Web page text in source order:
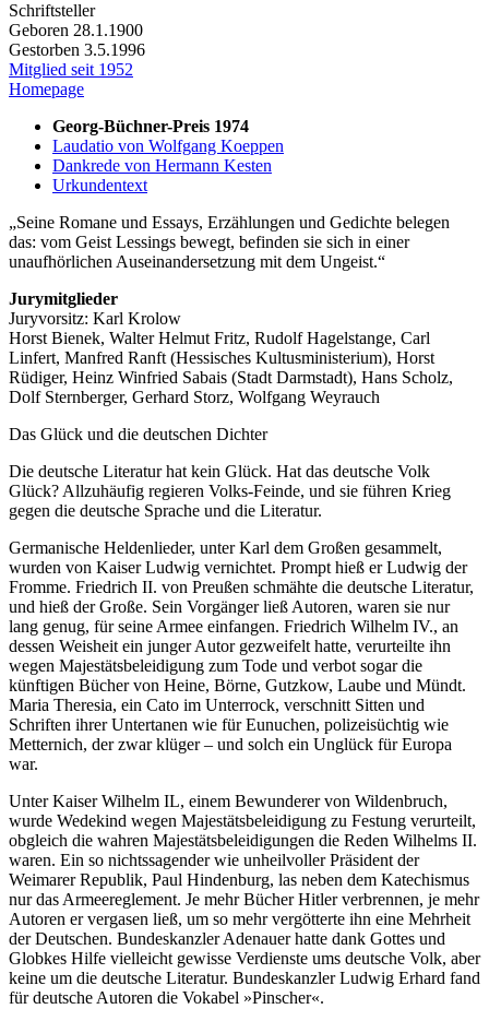
Schriftsteller
Geboren 28.1.1900
Gestorben 3.5.1996
Mitglied seit 1952
Homepage
Georg-Büchner-Preis 1974
Laudatio von Wolfgang Koeppen
Dankrede von Hermann Kesten
Urkundentext
Seine Romane und Essays, Erzählungen und Gedichte belegen
das: vom Geist Lessings bewegt, befinden sie sich in einer
unaufhörlichen Auseinandersetzung mit dem Ungeist.
Jurymitglieder
Juryvorsitz: Karl Krolow
Horst Bienek, Walter Helmut Fritz, Rudolf Hagelstange, Carl
Linfert, Manfred Ranft (Hessisches Kultusministerium), Horst
Rüdiger, Heinz Winfried Sabais (Stadt Darmstadt), Hans Scholz,
Dolf Sternberger, Gerhard Storz, Wolfgang Weyrauch
Das Glück und die deutschen Dichter
Die deutsche Literatur hat kein Glück. Hat das deutsche Volk
Glück? Allzuhäufig regieren Volks-Feinde, und sie führen Krieg
gegen die deutsche Sprache und die Literatur.
Germanische Heldenlieder, unter Karl dem Großen gesammelt,
wurden von Kaiser Ludwig vernichtet. Prompt hieß er Ludwig der
Fromme. Friedrich II. von Preußen schmähte die deutsche Literatur,
und hieß der Große. Sein Vorgänger ließ Autoren, waren sie nur
lang genug, für seine Armee einfangen. Friedrich Wilhelm IV., an
dessen Weisheit ein junger Autor gezweifelt hatte, verurteilte ihn
wegen Majestätsbeleidigung zum Tode und verbot sogar die
künftigen Bücher von Heine, Börne, Gutzkow, Laube und Mündt.
Maria Theresia, ein Cato im Unterrock, verschnitt Sitten und
Schriften ihrer Untertanen wie für Eunuchen, polizeisüchtig wie
Metternich, der zwar klüger – und solch ein Unglück für Europa
war.
Unter Kaiser Wilhelm IL, einem Bewunderer von Wildenbruch,
wurde Wedekind wegen Majestätsbeleidigung zu Festung verurteilt,
obgleich die wahren Majestätsbeleidigungen die Reden Wilhelms II.
waren. Ein so nichtssagender wie unheilvoller Präsident der
Weimarer Republik, Paul Hindenburg, las neben dem Katechismus
nur das Armeereglement. Je mehr Bücher Hitler verbrennen, je mehr
Autoren er vergasen ließ, um so mehr vergötterte ihn eine Mehrheit
der Deutschen. Bundeskanzler Adenauer hatte dank Gottes und
Globkes Hilfe vielleicht gewisse Verdienste ums deutsche Volk, aber
keine um die deutsche Literatur. Bundeskanzler Ludwig Erhard fand
für deutsche Autoren die Vokabel »Pinscher«.